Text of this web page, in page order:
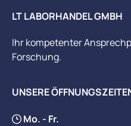
LT LABORHANDEL GMBH
Ihr kompetenter
Forschung.
UNSERE
Mo. - Fr.